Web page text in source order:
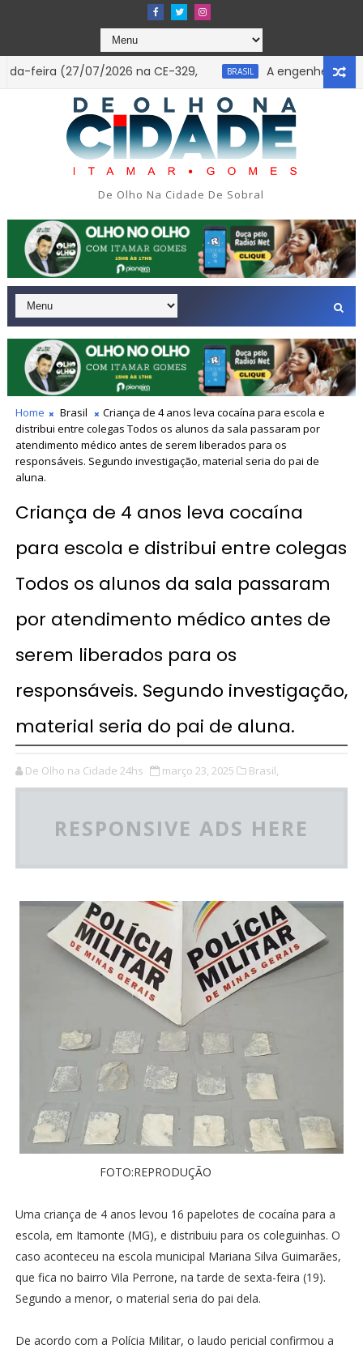
(27/07/2026 na CE-329, BRASIL
A engenheira
de São Paulo.
SOBRAL-CE INFORMATIVO À IMPRENSA
De Olho Na Cidade De Sobral
Home Brasil
Criança de 4 anos leva cocaína para escola e
distribui entre colegas Todos os alunos da sala passaram por
atendimento médico antes de serem liberados para os
responsáveis. Segundo investigação, material seria do pai de
aluna.
Criança de 4 anos leva cocaína
para escola e distribui entre colegas
Todos os alunos da sala passaram
por atendimento médico antes de
serem liberados para os
responsáveis. Segundo investigação,
material seria do pai de aluna.
De Olho na Cidade 24hs março 23, 2025 Brasil,
RESPONSIVE ADS HERE
FOTO:REPRODUÇÃO
Uma criança de 4 anos levou 16 papelotes de cocaína para a
escola, em Itamonte (MG), e distribuiu para os coleguinhas. O
caso aconteceu na escola municipal Mariana Silva Guimarães,
que fica no bairro Vila Perrone, na tarde de sexta-feira (19).
Segundo a menor, o material seria do pai dela.
De acordo com a Polícia Militar, o laudo pericial confirmou a